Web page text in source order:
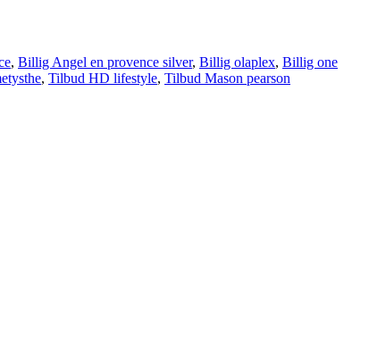
, Billig Angel en provence silver, Billig olaplex, Billig one
, Tilbud HD lifestyle, Tilbud Mason pearson